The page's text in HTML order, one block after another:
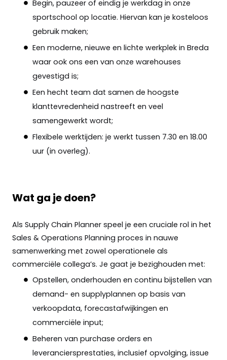
Begin, pauzeer of eindig je werkdag in onze
sportschool op locatie. Hiervan kan je kosteloos
gebruik maken;
Een moderne, nieuwe en lichte werkplek in Breda
waar ook ons een van onze warehouses
gevestigd is;
Een hecht team dat samen de hoogste
klanttevredenheid nastreeft en veel
samengewerkt wordt;
Flexibele werktijden: je werkt tussen 7.30 en 18.00
uur (in overleg).
Wat ga je doen?
Als Supply Chain Planner speel je een cruciale rol in het
Sales & Operations Planning proces in nauwe
samenwerking met zowel operationele als
commerciële collega’s. Je gaat je bezighouden met:
Opstellen, onderhouden en continu bijstellen van
demand- en supplyplannen op basis van
verkoopdata, forecastafwijkingen en
commerciële input;
Beheren van purchase orders en
leveranciersprestaties, inclusief opvolging, issue